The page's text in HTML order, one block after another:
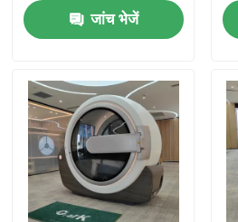
एक उद्धरण का अनुरोध करें
एचबीओटी हाइपरबेरिक चैंबर
हाइपरबेरिक चैंबर एसपीए
रिवर्स एजिंग हाइपरबेरिक चैंबर
जांच भेजें